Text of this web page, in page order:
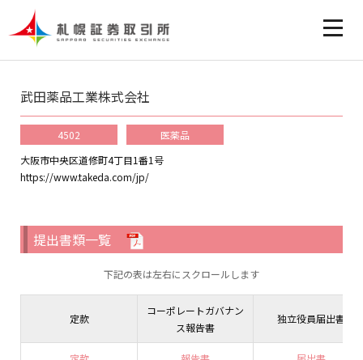
武田薬品工業株式会社
4502
医薬品
大阪市中央区道修町4丁目1番1号
https://www.takeda.com/jp/
提出書類一覧
下記の表は左右にスクロールします
定款
コーポレートガバナン
ス報告書
独立役員届出書